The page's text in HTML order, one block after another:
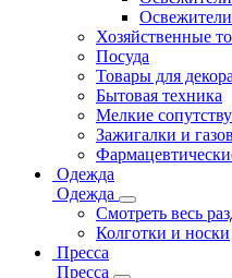
Хозяйственные
Посуда
Товары для
Бытовая техника
Мелкие
Зажигалки и
Одежда
Одежда
Смотреть весь
Колготки и носки
Пресса
Пресса